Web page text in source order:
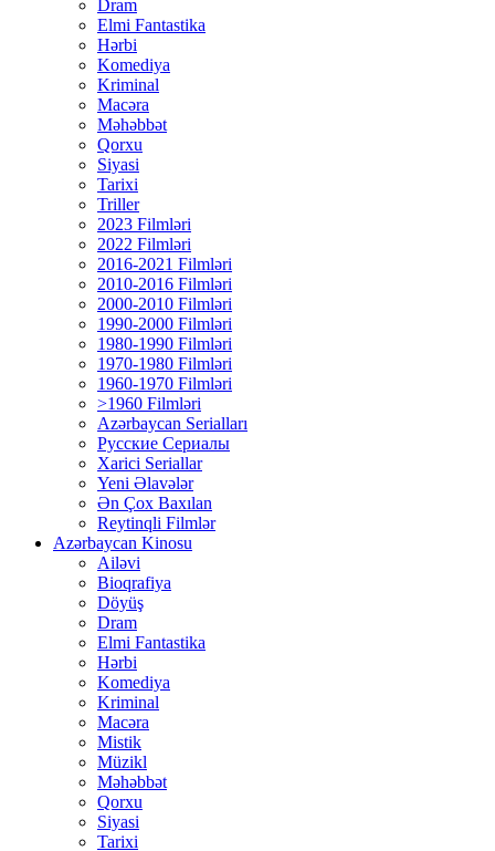
Dram
Elmi Fantastika
Hərbi
Komediya
Kriminal
Macəra
Məhəbbət
Qorxu
Siyasi
Tarixi
Triller
2023 Filmləri
2022 Filmləri
2016-2021 Filmləri
2010-2016 Filmləri
2000-2010 Filmləri
1990-2000 Filmləri
1980-1990 Filmləri
1970-1980 Filmləri
1960-1970 Filmləri
>1960 Filmləri
Azərbaycan Serialları
Русские Сериалы
Xarici Seriallar
Yeni Əlavələr
Ən Çox Baxılan
Reytinqli Filmlər
Azərbaycan Kinosu
Ailəvi
Bioqrafiya
Döyüş
Dram
Elmi Fantastika
Hərbi
Komediya
Kriminal
Macəra
Mistik
Müzikl
Məhəbbət
Qorxu
Siyasi
Tarixi